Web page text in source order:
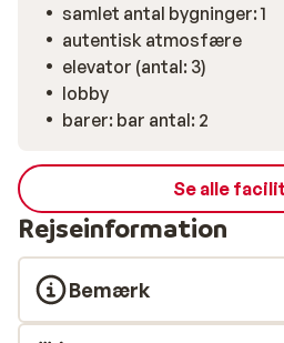
samlet antal bygninger: 1
autentisk atmosfære
elevator (antal: 3)
lobby
barer: bar antal: 2
Se alle
Rejseinformation
Bemærk